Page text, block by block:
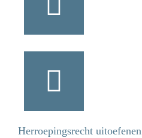
Herroepingsrecht uitoefenen